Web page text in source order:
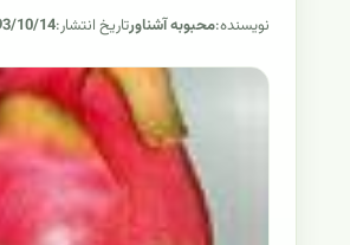
نویسنده:محبوبه آشناورتاریخ انتشار:10/14